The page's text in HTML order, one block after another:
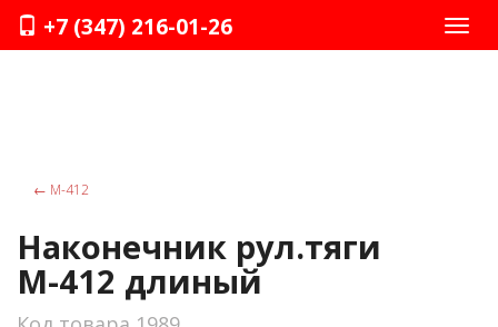
+7 (347) 216-01-26
← М-412
Наконечник рул.тяги
М-412 длиный